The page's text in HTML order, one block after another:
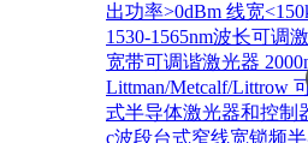
出功率>0dBm 线宽
1530-1565nm波长可调
宽带可调谐激光器
Littman/Metcalf/Littrow
式半导体激光器和控制
c波段台式窄线宽锁频